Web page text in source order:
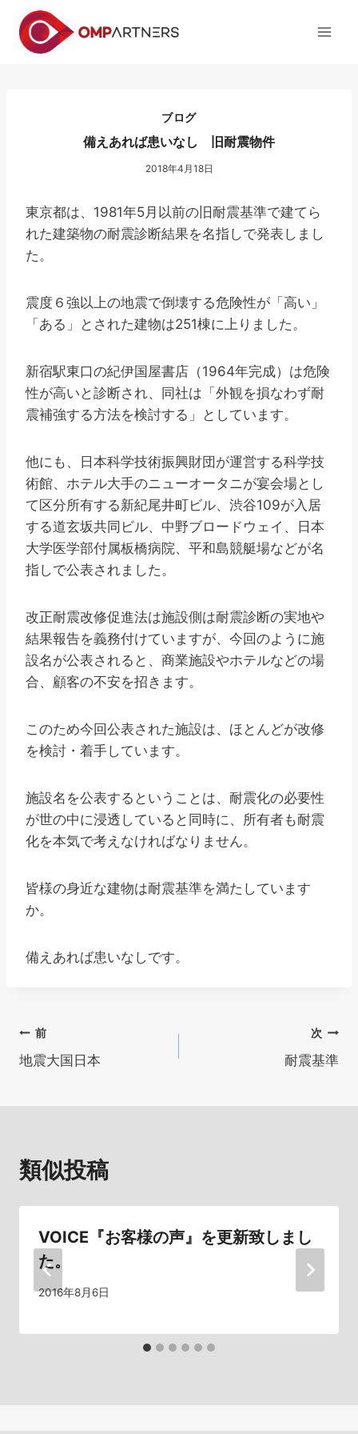
ブログ
備えあれば患いなし 旧耐震物件
2018年4月18日
東京都は、1981年5月以前の旧耐震基準で建てら
れた建築物の耐震診断結果を名指しで発表しまし
た。
震度６強以上の地震で倒壊する危険性が「高い」
「ある」とされた建物は251棟に上りました。
新宿駅東口の紀伊国屋書店（1964年完成）は危険
性が高いと診断され、同社は「外観を損なわず耐
震補強する方法を検討する」としています。
他にも、日本科学技術振興財団が運営する科学技
術館、ホテル大手のニューオータニが宴会場とし
て区分所有する新紀尾井町ビル、渋谷109が入居
する道玄坂共同ビル、中野ブロードウェイ、日本
大学医学部付属板橋病院、平和島競艇場などが名
指しで公表されました。
改正耐震改修促進法は施設側は耐震診断の実地や
結果報告を義務付けていますが、今回のように施
設名が公表されると、商業施設やホテルなどの場
合、顧客の不安を招きます。
このため今回公表された施設は、ほとんどが改修
を検討・着手しています。
施設名を公表するということは、耐震化の必要性
が世の中に浸透していると同時に、所有者も耐震
化を本気で考えなければなりません。
皆様の身近な建物は耐震基準を満たしています
か。
備えあれば患いなしです。
投
稿
ゲ
ー
シ
ョ
前
地震大国日本
次
耐震基準
類似投稿
VOICE『お客様の声』を更新致しまし
た。
2016年8月6日